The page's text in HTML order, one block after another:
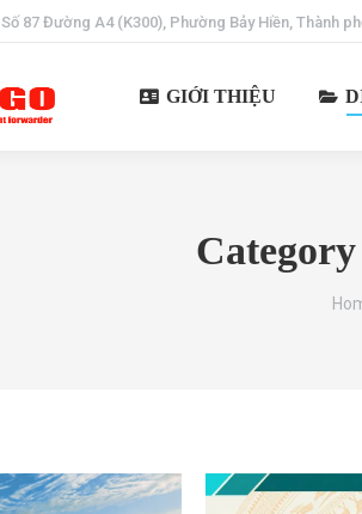
Số 87 Đường A4 (K300), Phường Bảy Hiền, Thành
GIỚI THIỆU